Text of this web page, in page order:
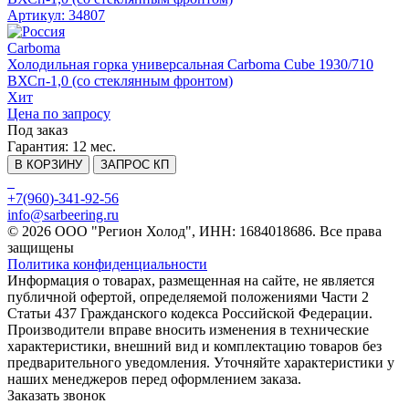
Артикул: 34807
Carboma
Холодильная горка универсальная Carboma Cube 1930/710
ВХСп-1,0 (со стеклянным фронтом)
Хит
Цена по запросу
Под заказ
Гарантия: 12 мес.
В КОРЗИНУ ЗАПРОС КП
+7(960)-341-92-56
info@sarbeering.ru
© 2026 ООО "Регион Холод", ИНН: 1684018686. Все права
защищены
Политика конфиденциальности
Информация о товарах, размещенная на сайте, не является
публичной офертой, определяемой положениями Части 2
Статьи 437 Гражданского кодекса Российской Федерации.
Производители вправе вносить изменения в технические
характеристики, внешний вид и комплектацию товаров без
предварительного уведомления. Уточняйте характеристики у
наших менеджеров перед оформлением заказа.
Заказать звонок